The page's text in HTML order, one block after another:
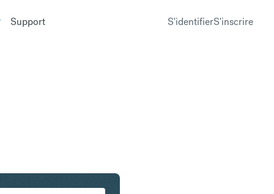
Support S'identifierS'inscrire